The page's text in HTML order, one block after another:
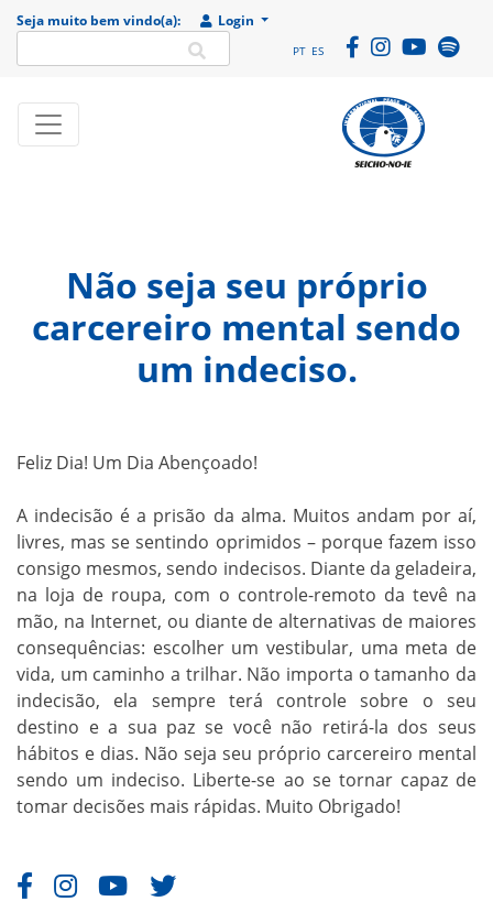
Seja muito bem vindo(a): Login
PT ES
religiosa SEICHO-
NO-IE DO BRASIL
Não seja seu próprio
carcereiro mental sendo
um indeciso.
Feliz Dia! Um Dia Abençoado!
A indecisão é a prisão da alma. Muitos andam por aí,
livres, mas se sentindo oprimidos – porque fazem isso
consigo mesmos, sendo indecisos. Diante da geladeira,
na loja de roupa, com o controle-remoto da tevê na
mão, na Internet, ou diante de alternativas de maiores
consequências: escolher um vestibular, uma meta de
vida, um caminho a trilhar. Não importa o tamanho da
indecisão, ela sempre terá controle sobre o seu
destino e a sua paz se você não retirá-la dos seus
hábitos e dias. Não seja seu próprio carcereiro mental
sendo um indeciso. Liberte-se ao se tornar capaz de
tomar decisões mais rápidas. Muito Obrigado!